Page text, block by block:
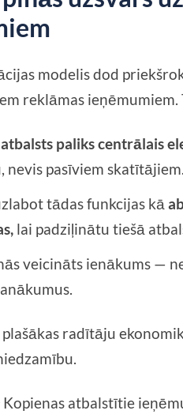
modelis dod
reklāmas ieņēmumiem.
paliks centrālais
nevis pasīviem skatītājiem.
tādas funkcijas kā
lai padziļinātu tiešā
veicināts ienākums —
plašākas radītāju
atbalstītie